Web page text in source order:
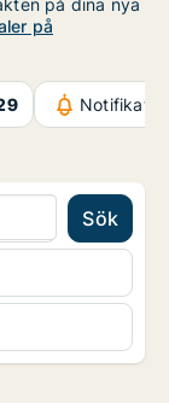
på dina nya
på
Sök